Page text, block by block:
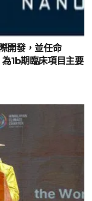
開發，並任命
1b期臨床項目主要